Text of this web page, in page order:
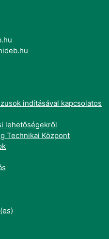
indításával kapcsolatos
lehetőségekről
Technikai Központ